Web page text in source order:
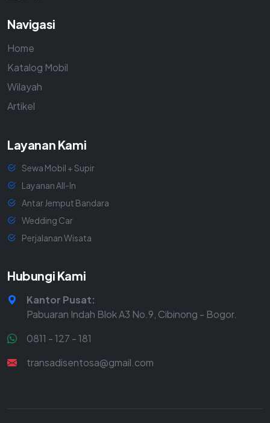
Navigasi
Home
Katalog Mobil
Wilayah
Artikel
Layanan Kami
Sewa Mobil + Supir
Layanan All-In
Antar Jemput Bandara
Wedding Car
Perjalanan Wisata
Hubungi Kami
Kantor Pusat:
Pabuaran Indah Blok A3 No.9, Cibinong - Bogor.
0811 - 127 - 181
transadisentosa@gmail.com